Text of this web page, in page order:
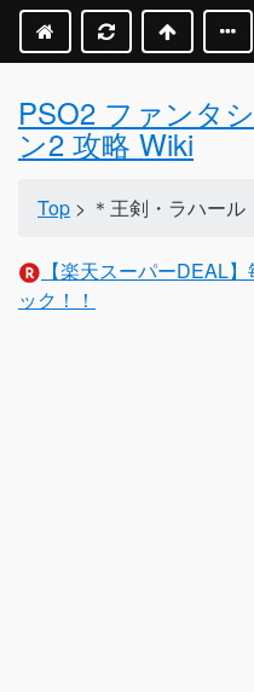
PSO2 ファンタ
ン2 攻略 Wiki
Top > ＊王剣・ラハール
【楽天スーパーDEAL
ック！！